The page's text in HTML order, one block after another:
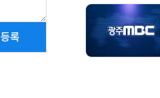
등록